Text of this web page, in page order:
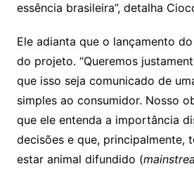
essência brasileira”, detalha
Ele adianta que o lançamento
do projeto. “Queremos
que isso seja comunicado de
simples ao consumidor. Nosso
que ele entenda a importância
decisões e que, principalmente,
estar animal difundido (